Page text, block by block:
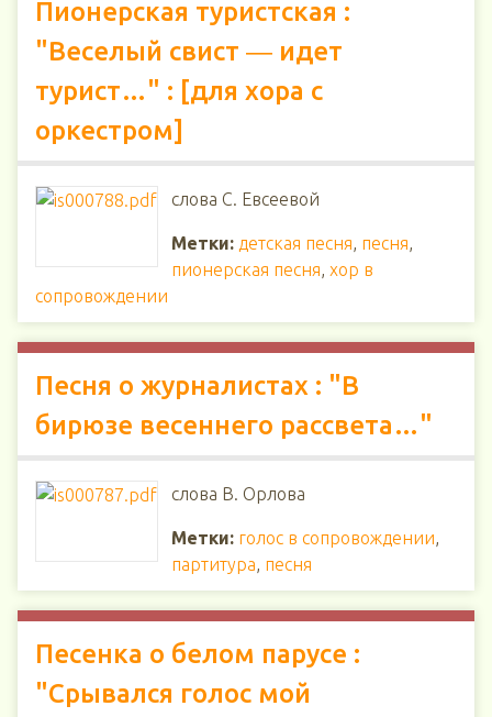
Пионерская туристская :
"Веселый свист ― идет
турист…" : [для хора с
оркестром]
слова С. Евсеевой
Метки: детская песня, песня,
пионерская песня, хор в
сопровождении
Песня о журналистах : "В
бирюзе весеннего рассвета…"
слова В. Орлова
Метки: голос в сопровождении,
партитура, песня
Песенка о белом парусе :
"Срывался голос мой